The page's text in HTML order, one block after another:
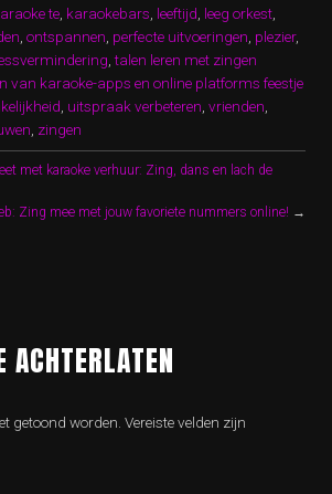
te karaokebars leeftijd leeg orkest
ontspannen perfecte uitvoeringen plezier,
,talen leren met zingen
van karaoke-apps en online platforms feestje
uitspraak verbeteren vrienden
zingen
met karaoke verhuur: Zing, dans en lach de
Zing mee met jouw favoriete nummers online! →
ACHTERLATEN
getoond worden. Vereiste velden zijn